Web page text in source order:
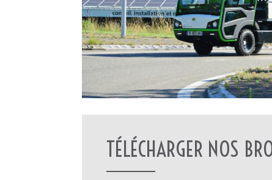
TÉLÉCHARGER NOS